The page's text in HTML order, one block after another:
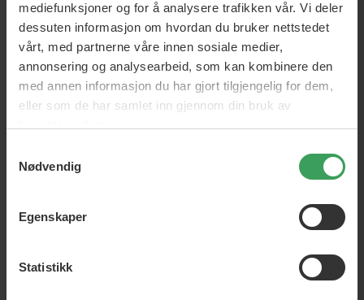
mediefunksjoner og for å analysere trafikken vår. Vi deler
dessuten informasjon om hvordan du bruker nettstedet
vårt, med partnerne våre innen sosiale medier,
annonsering og analysearbeid, som kan kombinere den
med annen informasjon du har gjort tilgjengelig for dem,
eller som de har samlet inn gjennom din bruk av
Nødvendig
Egenskaper
Statistikk
Boucleme Curls Redefined
Fragrance Free Conditioner
300 ML
Vejl. Pris kr 258,95
Priskr 238,75
Boucleme Curl Cleanser
Fragrance Free
Vejl. Pris kr 238,00
Pris kr 229,50